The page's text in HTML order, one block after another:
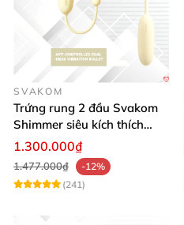
SVAKOM
Trứng rung 2 đầu Svakom
Shimmer siêu kích thích
điều khiển App
1.300.000₫
1.477.000₫
-12%
(241)